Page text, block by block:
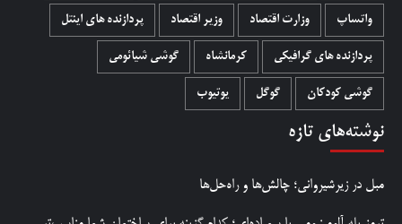
واتساپ وزارت اقتصاد وزیر اقتصاد پردازنده های اینتل
پردازنده های گرافیکی کرمانشاه گوشی شیائومی
گوشی کودکان گوگل یوتیوب
نوشته‌های تازه
مبل در زیرشیروانی؛ چالش‌ها و راه‌حل‌ها